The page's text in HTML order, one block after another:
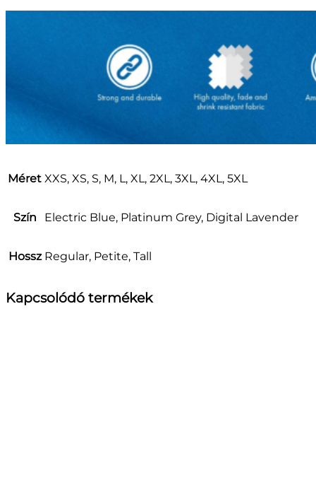
Méret XXS, XS, S, M, L, XL, 2XL, 3XL, 4XL, 5XL
Szín Electric Blue, Platinum Grey, Digital Lavender
Hossz Regular, Petite, Tall
Kapcsolódó termékek